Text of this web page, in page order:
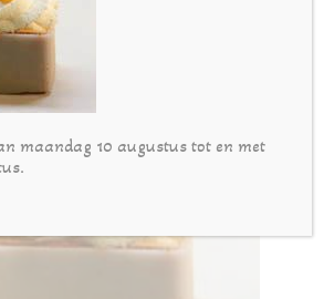
advocaat
maandag 10 augustus tot en met